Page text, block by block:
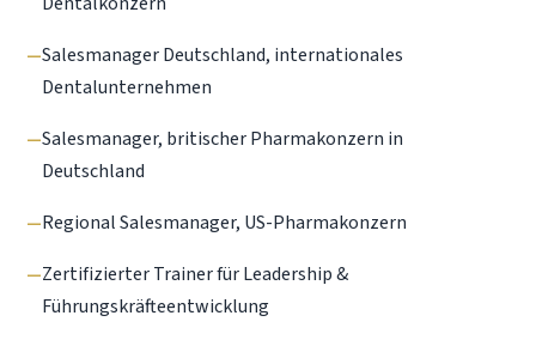
Salesmanager Deutschland, internationales
Dentalunternehmen
Salesmanager, britischer Pharmakonzern in
Deutschland
Regional Salesmanager, US-Pharmakonzern
Zertifizierter Trainer für Leadership &
Führungskräfteentwicklung